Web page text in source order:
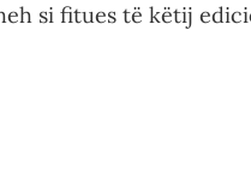
si fitues të këtij